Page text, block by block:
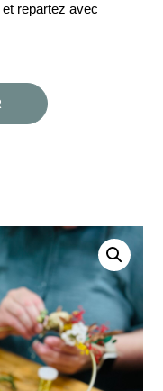
repartez avec